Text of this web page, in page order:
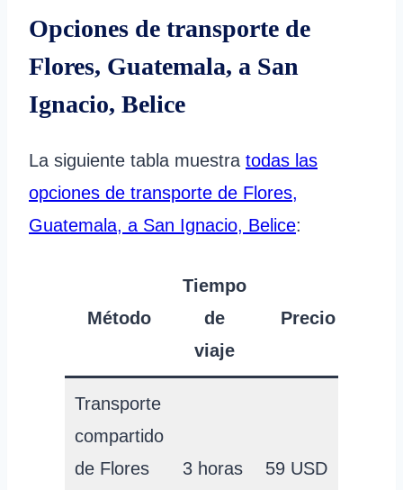
Opciones de transporte de
Flores, Guatemala, a San
Ignacio, Belice
La siguiente tabla muestra todas las
opciones de transporte de Flores,
Guatemala, a San Ignacio, Belice:
Método
Tiempo
de
viaje
Precio
Transporte
compartido
de Flores
3 horas 59 USD